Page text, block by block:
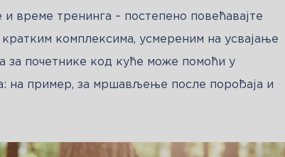
време тренинга – постепено повећавајте
комплексима, усмереним на усвајање
за почетнике код куће може помоћи у
на пример, за мршављење после порођаја и